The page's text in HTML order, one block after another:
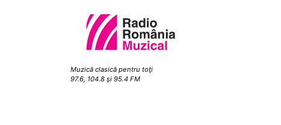
Muzică clasică pentru toţi
97.6, 104.8 şi 95.4 FM